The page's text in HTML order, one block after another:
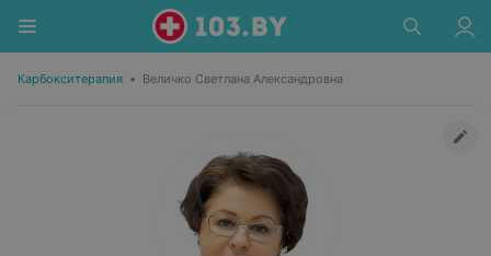
Карбокситерапия • Величко Светлана Александровна